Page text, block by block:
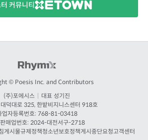
커뮤니티
© Poesis Inc. and Contributors
(주)포에시스
대표 성기진
덕대로 325, 한밭비지니스센터 918호
업자등록번호: 768-81-03418
매업번호: 2024-대전서구-2718
게시물규제정책청소년보호정책게시중단요청고객센터